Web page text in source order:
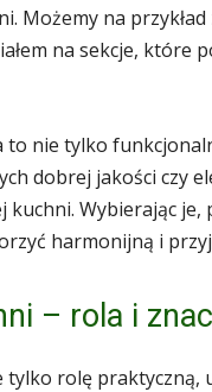
Możemy na przykład
na sekcje, które
nie tylko
dobrej jakości czy
kuchni. Wybierając
harmonijną i
– rola i
tylko rolę praktyczną,